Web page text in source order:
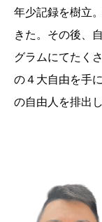
年少記録を樹立
きた。その後、
グラムにてたく
の４大自由を手
の自由人を排出